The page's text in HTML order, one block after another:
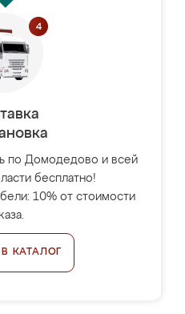
по Домодедово и всей
бесплатно!
10% от стоимости
В КАТАЛОГ